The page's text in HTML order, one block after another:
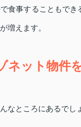
食事することもでき
増えます。
ネット物件
なところにあるでし